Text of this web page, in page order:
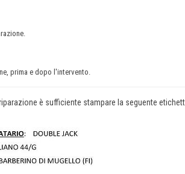
prima e dopo l'intervento.
è sufficiente stampare la seguente